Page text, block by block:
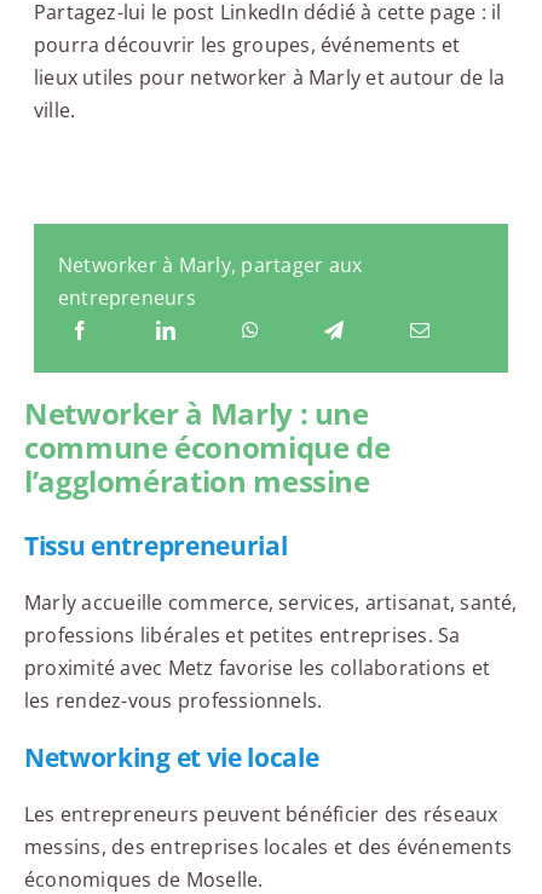
Partagez-lui le post LinkedIn dédié à cette page : il
pourra découvrir les groupes, événements et
lieux utiles pour networker à Marly et autour de la
ville.
Networker à Marly, partager aux
entrepreneurs
Networker à Marly : une
commune économique de
l’agglomération messine
Tissu entrepreneurial
Marly accueille commerce, services, artisanat, santé,
professions libérales et petites entreprises. Sa
proximité avec Metz favorise les collaborations et
les rendez-vous professionnels.
Networking et vie locale
Les entrepreneurs peuvent bénéficier des réseaux
messins, des entreprises locales et des événements
économiques de Moselle.